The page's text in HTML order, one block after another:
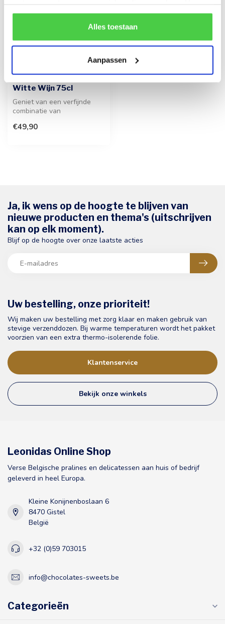
rekening mee dat als je bepaalde cookies blokkeert, het
de correcte werking van de website kan verstoren.
Alles toestaan
Aanpassen
LEONIDAS
Witte Wijn 75cl
Geniet van een verfijnde
combinatie van
een frisse witte...
€49,90
Uw bestelling, onze prioriteit!
Wij maken uw bestelling met zorg klaar en maken gebruik van
stevige verzenddozen. Bij warme temperaturen wordt het pakket
voorzien van een extra thermo-isolerende folie.
Klantenservice
Bekijk onze winkels
Ja, ik wens op de hoogte te blijven van
nieuwe producten en thema's (uitschrijven
kan op elk moment).
Blijf op de hoogte over onze laatste acties
Leonidas Online Shop
Verse Belgische pralines en delicatessen aan huis of bedrijf
geleverd in heel Europa.
Kleine Konijnenboslaan 6
8470 Gistel
België
+32 (0)59 703015
info@chocolates-sweets.be
Categorieën